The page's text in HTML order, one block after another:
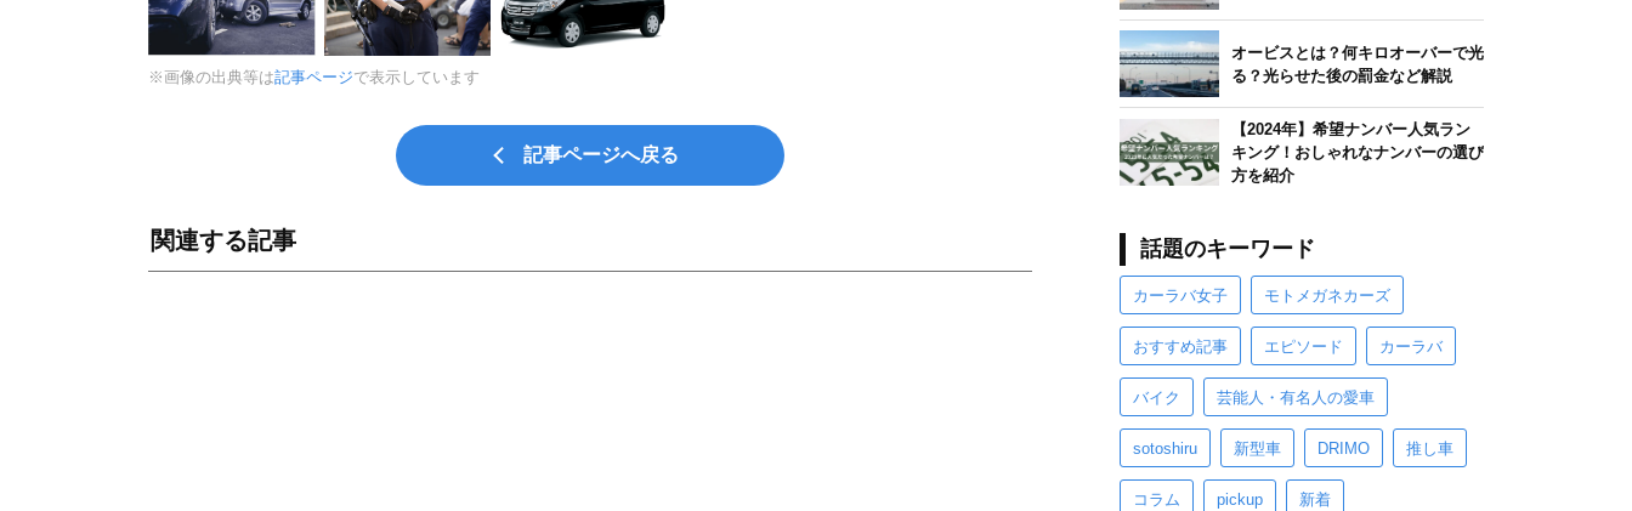
※画像の出典等は記事ページで表示しています
記事ページへ戻る
関連する記事
オービスとは？何キロオーバーで光
る？光らせた後の罰金など解説
【2024年】希望ナンバー人気ラン
キング！おしゃれなナンバーの選び
方を紹介
話題のキーワード
カーラバ女子 モトメガネカーズ
おすすめ記事 エピソード カーラバ
バイク 芸能人・有名人の愛車
sotoshiru 新型車 DRIMO 推し車
コラム pickup 新着